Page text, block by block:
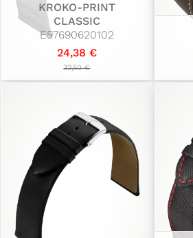
KROKO-PRINT
CLASSIC
E57690620102
24,38 €
32,50 €